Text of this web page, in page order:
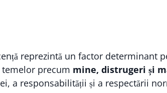
reprezintă un factor determinant
precum mine, distrugeri și
a responsabilității și a respectării